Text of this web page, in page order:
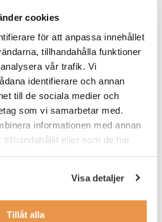
cookies
för att anpassa innehållet
tillhandahålla funktioner
vår trafik. Vi
identifierare och annan
till de sociala medier och
som vi samarbetar med.
informationen med annan
eller som de har
Visa detaljer
Tillåt alla
med en area manager, och under
vilka rutiner som du behöver ha koll
med medlemmar